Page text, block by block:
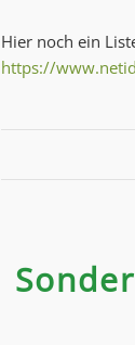
Hier noch ein
https://